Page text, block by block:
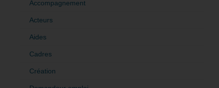
Accompagnement
Acteurs
Aides
Cadres
Création